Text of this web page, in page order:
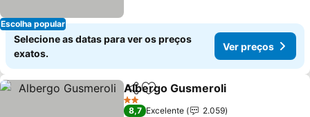
Escolha popular
Selecione as datas para ver os preços
exatos.
Ver preços
PartilharAdicionar aos favoritos
Albergo Gusmeroli
2 Estrelas
8,7 Excelente
2.059